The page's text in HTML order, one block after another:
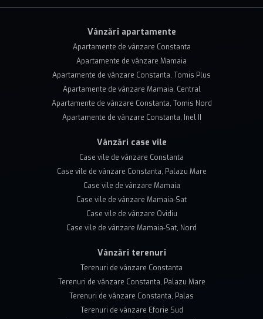
Vânzări apartamente
Apartamente de vânzare Constanta
Apartamente de vânzare Mamaia
Apartamente de vânzare Constanta, Tomis Plus
Apartamente de vânzare Mamaia, Central
Apartamente de vânzare Constanta, Tomis Nord
Apartamente de vânzare Constanta, Inel II
Vânzări case vile
Case vile de vânzare Constanta
Case vile de vânzare Constanta, Palazu Mare
Case vile de vânzare Mamaia
Case vile de vânzare Mamaia-Sat
Case vile de vânzare Ovidiu
Case vile de vânzare Mamaia-Sat, Nord
Vânzări terenuri
Terenuri de vânzare Constanta
Terenuri de vânzare Constanta, Palazu Mare
Terenuri de vânzare Constanta, Palas
Terenuri de vânzare Eforie Sud